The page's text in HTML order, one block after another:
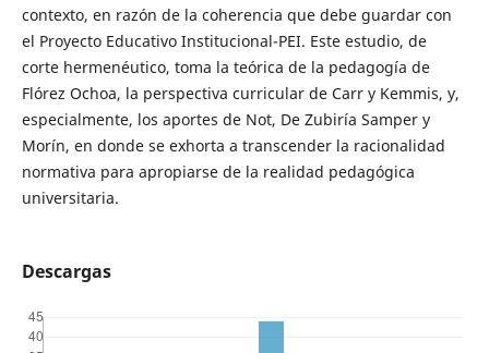
contexto, en razón de la coherencia que debe guardar con
el Proyecto Educativo Institucional-PEI. Este estudio, de
corte hermenéutico, toma la teórica de la pedagogía de
Flórez Ochoa, la perspectiva curricular de Carr y Kemmis, y,
especialmente, los aportes de Not, De Zubiría Samper y
Morín, en donde se exhorta a transcender la racionalidad
normativa para apropiarse de la realidad pedagógica
universitaria.
Descargas